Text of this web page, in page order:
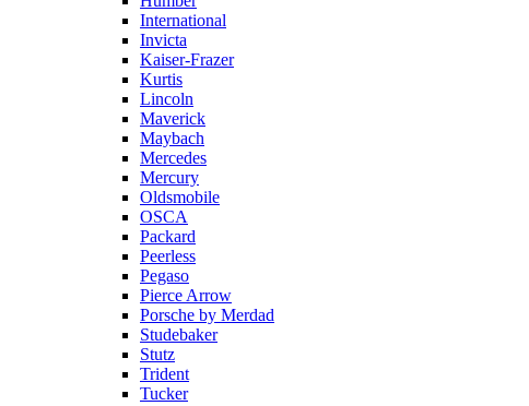
International
Invicta
Kaiser-Frazer
Kurtis
Lincoln
Maverick
Maybach
Mercedes
Mercury
Oldsmobile
OSCA
Packard
Peerless
Pegaso
Pierce Arrow
Porsche by Merdad
Studebaker
Stutz
Trident
Tucker